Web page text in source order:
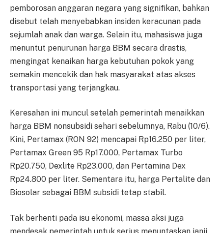
pemborosan anggaran negara yang signifikan, bahkan
disebut telah menyebabkan insiden keracunan pada
sejumlah anak dan warga. Selain itu, mahasiswa juga
menuntut penurunan harga BBM secara drastis,
mengingat kenaikan harga kebutuhan pokok yang
semakin mencekik dan hak masyarakat atas akses
transportasi yang terjangkau.
Keresahan ini muncul setelah pemerintah menaikkan
harga BBM nonsubsidi sehari sebelumnya, Rabu (10/6).
Kini, Pertamax (RON 92) mencapai Rp16.250 per liter,
Pertamax Green 95 Rp17.000, Pertamax Turbo
Rp20.750, Dexlite Rp23.000, dan Pertamina Dex
Rp24.800 per liter. Sementara itu, harga Pertalite dan
Biosolar sebagai BBM subsidi tetap stabil.
Tak berhenti pada isu ekonomi, massa aksi juga